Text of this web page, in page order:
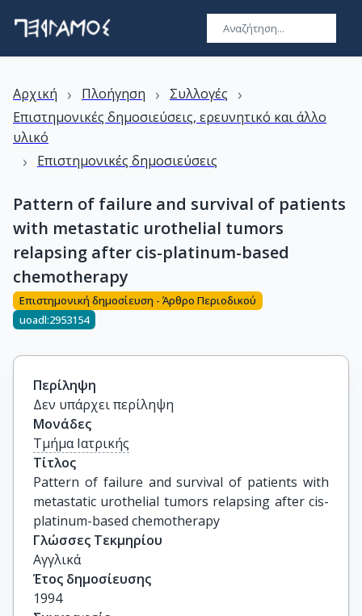
Αρχική › Πλοήγηση › Συλλογές ›
Επιστημονικές δημοσιεύσεις, ερευνητικό και άλλο
υλικό
› Επιστημονικές δημοσιεύσεις
Pattern of failure and survival of patients
with metastatic urothelial tumors
relapsing after cis-platinum-based
chemotherapy
Επιστημονική δημοσίευση - Άρθρο Περιοδικού
uoadl:2953154
Περίληψη
Δεν υπάρχει περίληψη
Μονάδες
Τμήμα Ιατρικής
Τίτλος
Pattern of failure and survival of patients with
metastatic urothelial tumors relapsing after cis-
platinum-based chemotherapy
Γλώσσες Τεκμηρίου
Αγγλικά
Έτος δημοσίευσης
1994